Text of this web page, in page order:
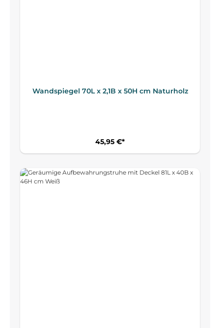
Wandspiegel 70L x 2,1B x 50H cm Naturholz
45,95 €*